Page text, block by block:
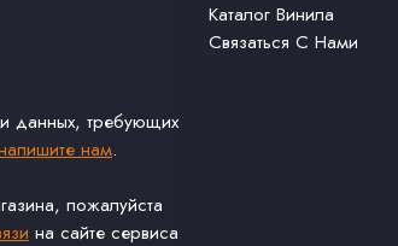
данных, требующих
нам.
пожалуйста
на сайте сервиса
Каталог Винила
Связаться С Нами